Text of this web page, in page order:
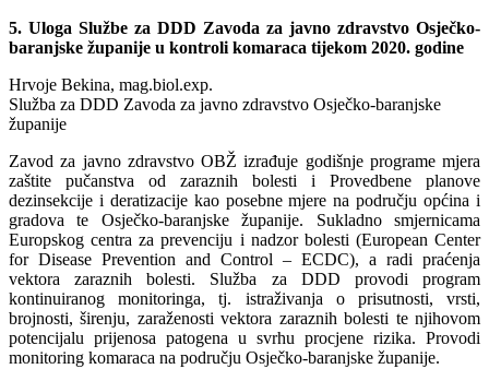
5. Uloga Službe za DDD Zavoda za javno zdravstvo Osječko-
baranjske županije u kontroli komaraca tijekom 2020. godine
Hrvoje Bekina, mag.biol.exp.
Služba za DDD Zavoda za javno zdravstvo Osječko-baranjske
županije
Zavod za javno zdravstvo OBŽ izrađuje godišnje programe mjera
zaštite pučanstva od zaraznih bolesti i Provedbene planove
dezinsekcije i deratizacije kao posebne mjere na području općina i
gradova te Osječko-baranjske županije. Sukladno smjernicama
Europskog centra za prevenciju i nadzor bolesti (European Center
for Disease Prevention and Control – ECDC), a radi praćenja
vektora zaraznih bolesti. Služba za DDD provodi program
kontinuiranog monitoringa, tj. istraživanja o prisutnosti, vrsti,
brojnosti, širenju, zaraženosti vektora zaraznih bolesti te njihovom
potencijalu prijenosa patogena u svrhu procjene rizika. Provodi
monitoring komaraca na području Osječko-baranjske županije.